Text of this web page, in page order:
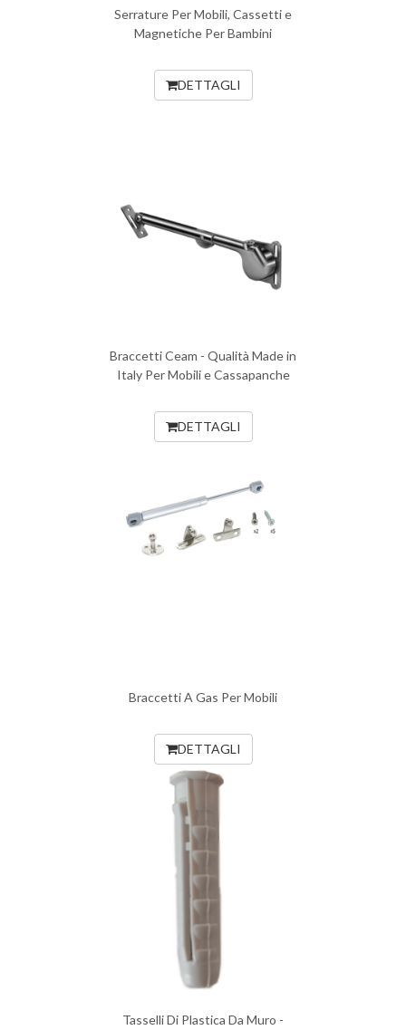
Serrature Per Mobili, Cassetti e
Magnetiche Per Bambini
DETTAGLI
Braccetti Ceam - Qualità Made in
Italy Per Mobili e Cassapanche
DETTAGLI
Braccetti A Gas Per Mobili
DETTAGLI
Tasselli Di Plastica Da Muro -